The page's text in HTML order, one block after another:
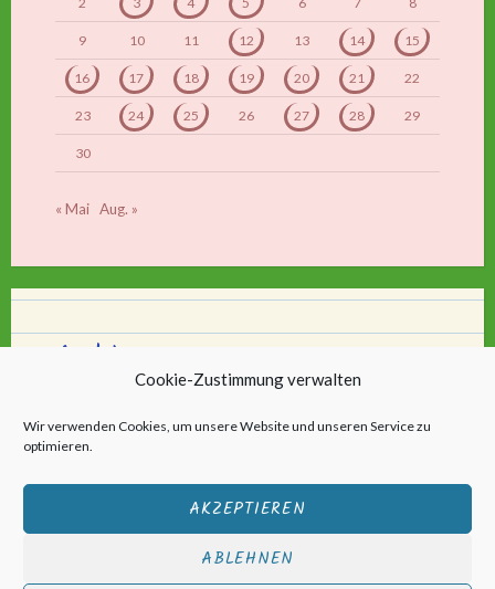
Cookie-Zustimmung verwalten
Wir verwenden Cookies, um unsere Website und unseren Service zu
optimieren.
AKZEPTIEREN
ABLEHNEN
9 10 11 12 13 14 15
16 17 18 19 20 21 22
23 24 25 26 27 28 29
30
« Mai Aug. »
Archiv